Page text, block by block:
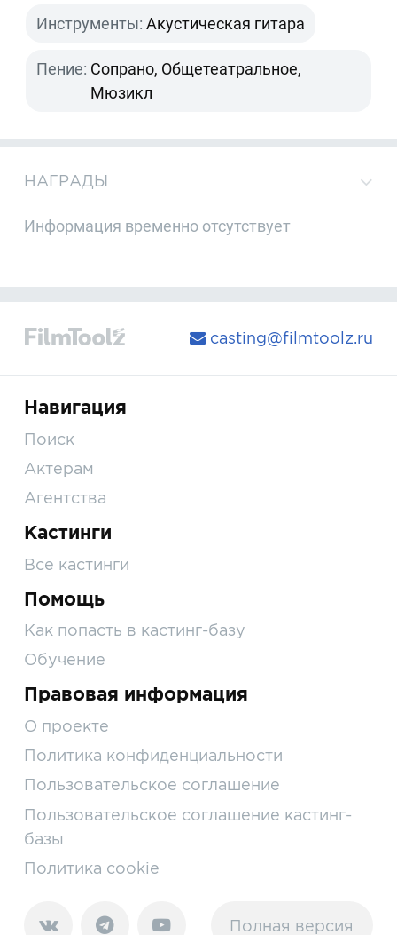
Инструменты: Акустическая гитара
Пение: Сопрано, Общетеатральное,
Мюзикл
НАГРАДЫ
Информация временно отсутствует
casting@filmtoolz.ru
Навигация
Поиск
Актерам
Агентства
Кастинги
Все кастинги
Помощь
Как попасть в кастинг-базу
Обучение
Правовая информация
О проекте
Политика конфиденциальности
Пользовательское соглашение
Пользовательское соглашение кастинг-
базы
Политика cookie
Полная версия